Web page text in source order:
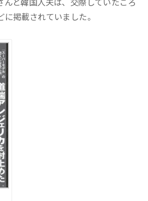
んと韓国人夫は、交際していたころ
掲載されていました。